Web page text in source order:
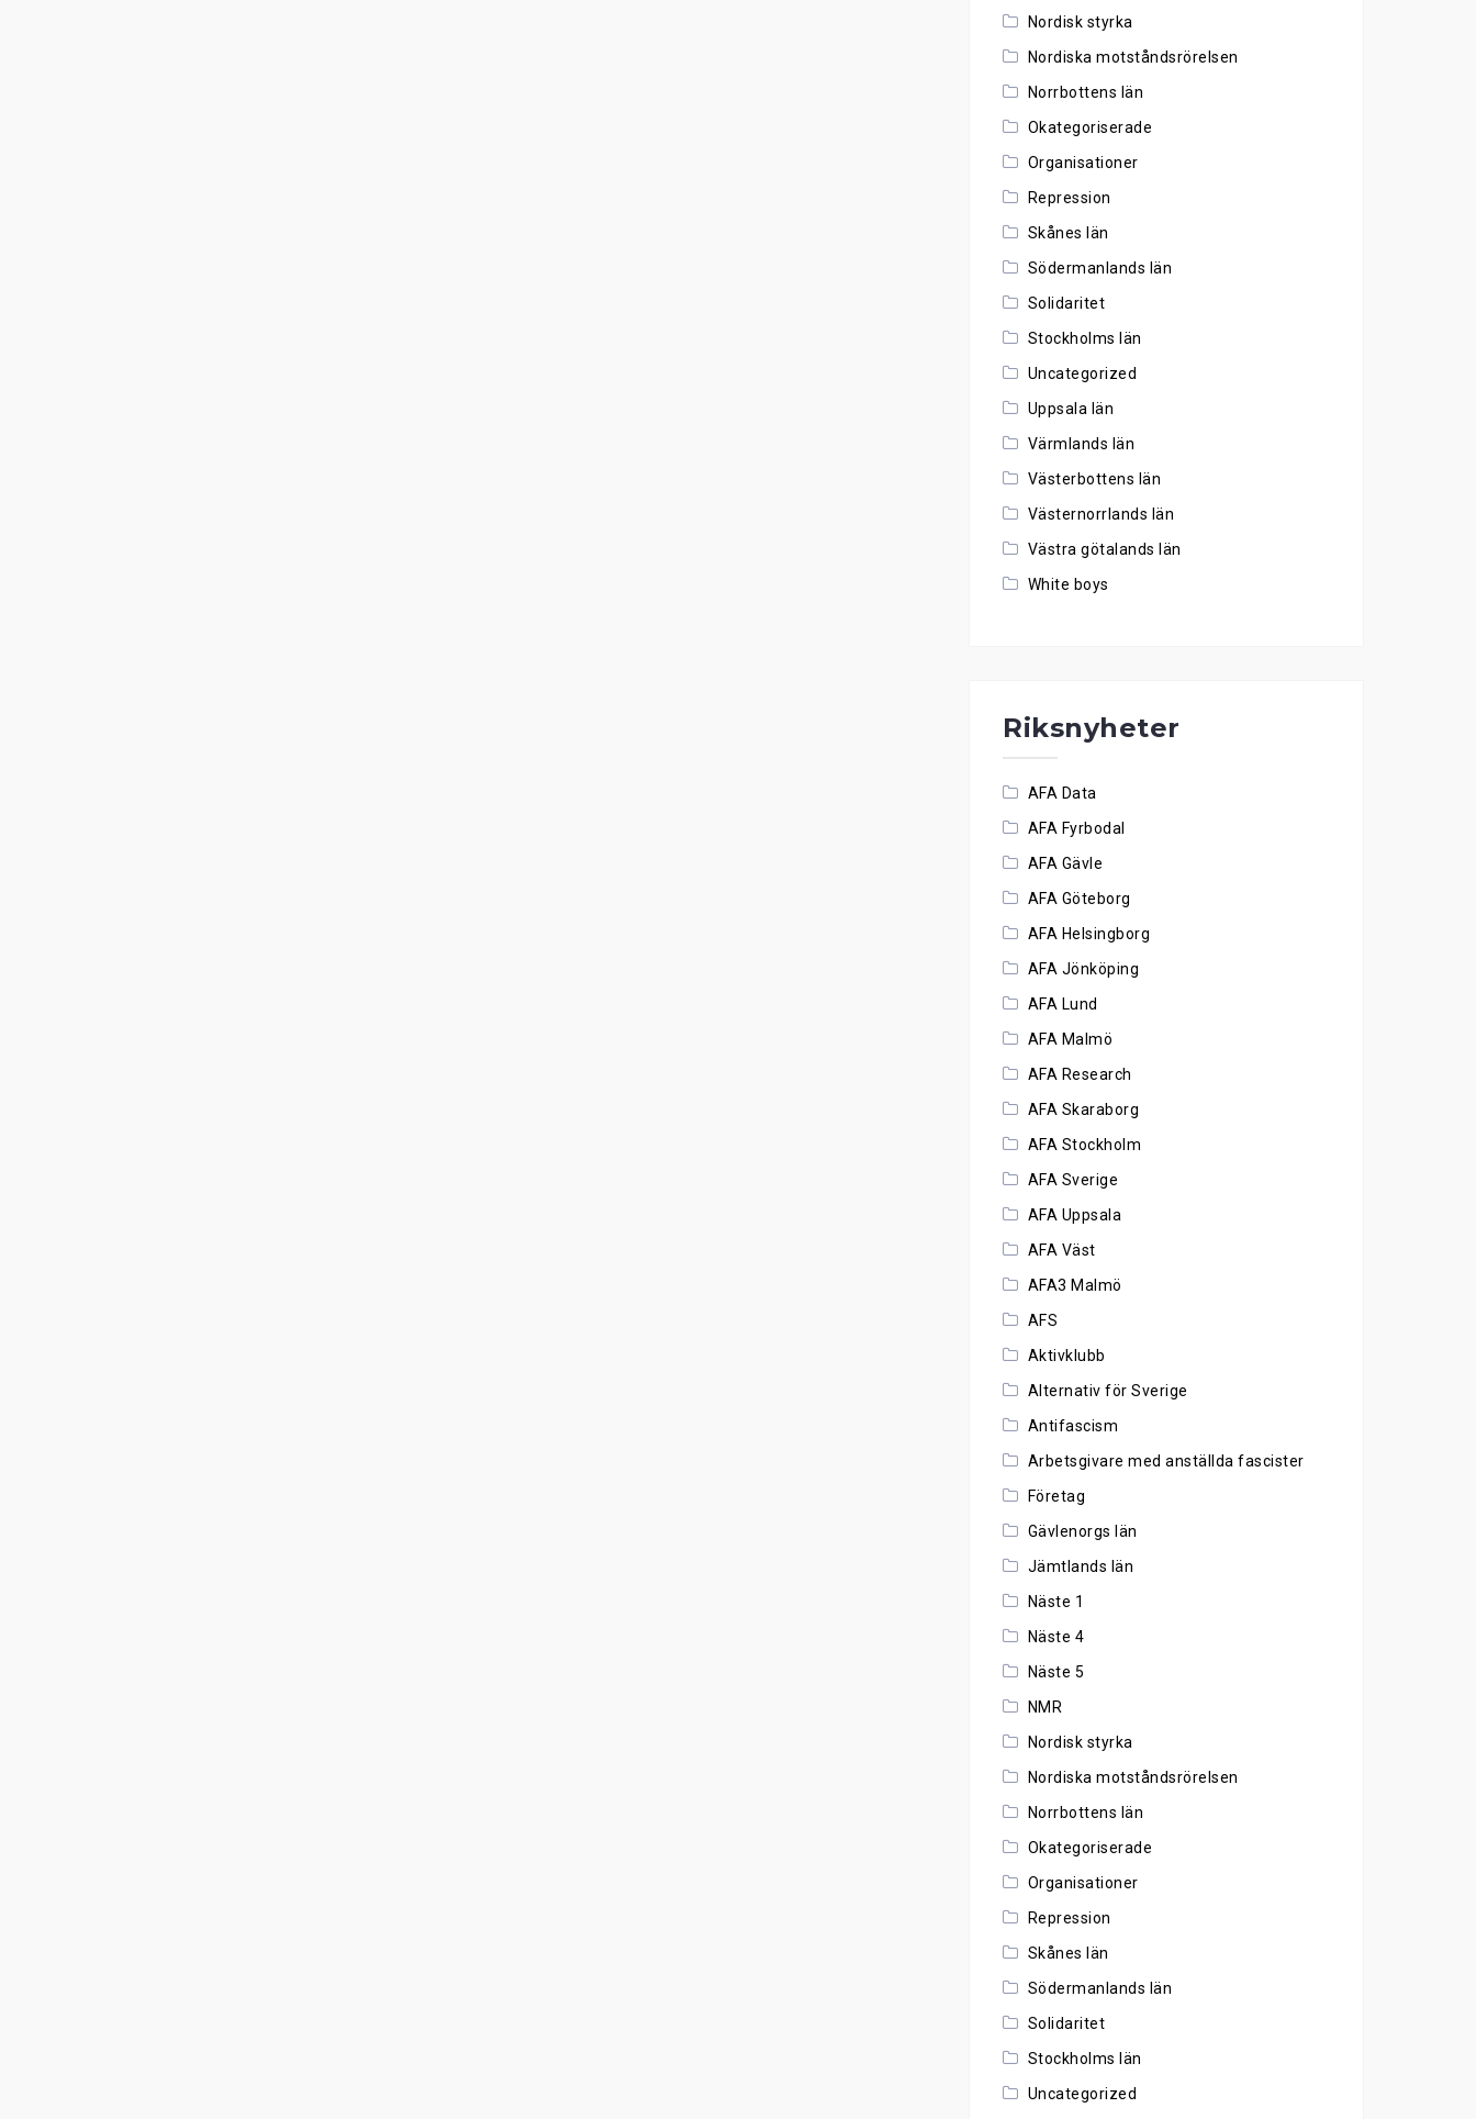
Nordisk styrka
Nordiska motståndsrörelsen
Norrbottens län
Okategoriserade
Organisationer
Repression
Skånes län
Södermanlands län
Solidaritet
Stockholms län
Uncategorized
Uppsala län
Värmlands län
Västerbottens län
Västernorrlands län
Västra götalands län
White boys
Riksnyheter
AFA Data
AFA Fyrbodal
AFA Gävle
AFA Göteborg
AFA Helsingborg
AFA Jönköping
AFA Lund
AFA Malmö
AFA Research
AFA Skaraborg
AFA Stockholm
AFA Sverige
AFA Uppsala
AFA Väst
AFA3 Malmö
AFS
Aktivklubb
Alternativ för Sverige
Antifascism
Arbetsgivare med anställda fascister
Företag
Gävlenorgs län
Jämtlands län
Näste 1
Näste 4
Näste 5
NMR
Nordisk styrka
Nordiska motståndsrörelsen
Norrbottens län
Okategoriserade
Organisationer
Repression
Skånes län
Södermanlands län
Solidaritet
Stockholms län
Uncategorized